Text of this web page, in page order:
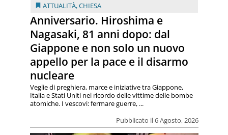
ATTUALITÀ,CHIESA
Anniversario. Hiroshima e
Nagasaki, 81 anni dopo: dal
Giappone e non solo un nuovo
appello per la pace e il disarmo
nucleare
Pubblicato il 6 Agosto, 2026
Veglie di preghiera, marce e iniziative tra Giappone,
Italia e Stati Uniti nel ricordo delle vittime delle bombe
atomiche. I vescovi: fermare guerre, ...